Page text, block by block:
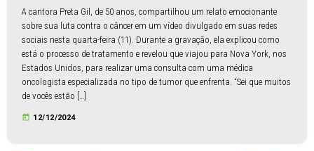
A cantora Preta Gil, de 50 anos, compartilhou um relato emocionante
sobre sua luta contra o câncer em um vídeo divulgado em suas redes
sociais nesta quarta-feira (11). Durante a gravação, ela explicou como
está o processo de tratamento e revelou que viajou para Nova York, nos
Estados Unidos, para realizar uma consulta com uma médica
oncologista especializada no tipo de tumor que enfrenta. “Sei que muitos
de vocês estão […]
today 12/12/2024